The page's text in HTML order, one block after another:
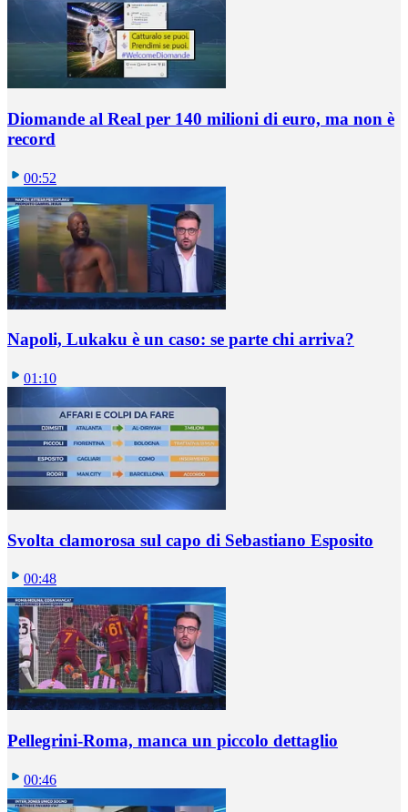
Diomande al Real per 140 milioni di euro, ma non è
record
00:52
Napoli, Lukaku è un caso: se parte chi arriva?
01:10
Svolta clamorosa sul capo di Sebastiano Esposito
00:48
Pellegrini-Roma, manca un piccolo dettaglio
00:46